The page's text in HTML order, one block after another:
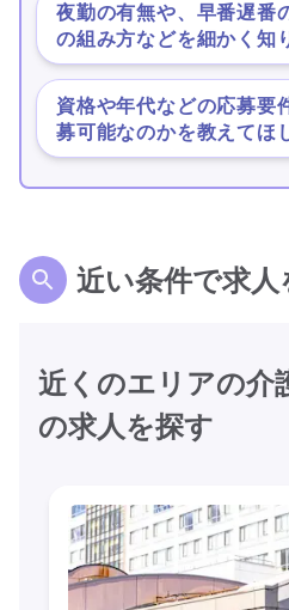
夜勤の有無や、早番遅番
の組み方などを細かく知
資格や年代などの応募要
募可能なのかを教えてほ
近い条件で求人
近くのエリアの介
の求人を探す